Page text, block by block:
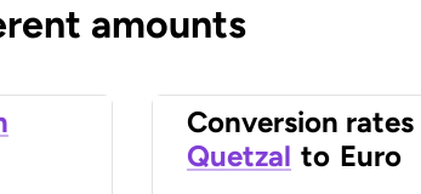
amounts
Conversion rates
Quetzal to Euro